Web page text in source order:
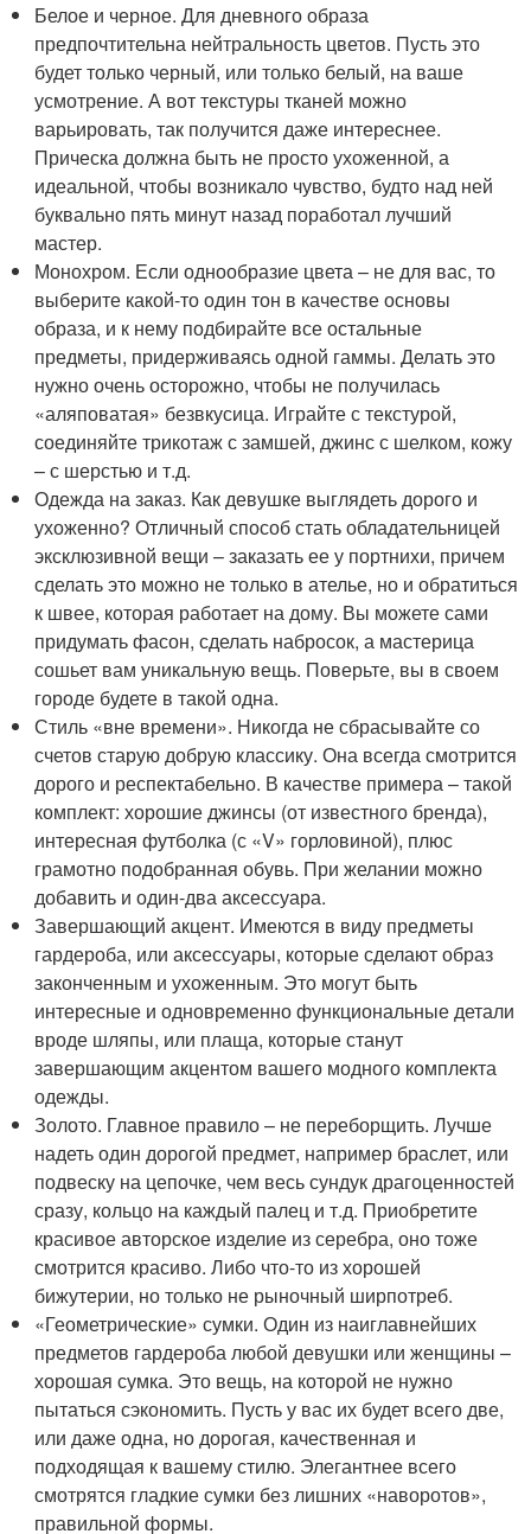
Белое и черное. Для дневного образа
предпочтительна нейтральность цветов. Пусть это
будет только черный, или только белый, на ваше
усмотрение. А вот текстуры тканей можно
варьировать, так получится даже интереснее.
Прическа должна быть не просто ухоженной, а
идеальной, чтобы возникало чувство, будто над ней
буквально пять минут назад поработал лучший
мастер.
Монохром. Если однообразие цвета – не для вас, то
выберите какой-то один тон в качестве основы
образа, и к нему подбирайте все остальные
предметы, придерживаясь одной гаммы. Делать это
нужно очень осторожно, чтобы не получилась
«аляповатая» безвкусица. Играйте с текстурой,
соединяйте трикотаж с замшей, джинс с шелком, кожу
– с шерстью и т.д.
Одежда на заказ. Как девушке выглядеть дорого и
ухоженно? Отличный способ стать обладательницей
эксклюзивной вещи – заказать ее у портнихи, причем
сделать это можно не только в ателье, но и обратиться
к швее, которая работает на дому. Вы можете сами
придумать фасон, сделать набросок, а мастерица
сошьет вам уникальную вещь. Поверьте, вы в своем
городе будете в такой одна.
Стиль «вне времени». Никогда не сбрасывайте со
счетов старую добрую классику. Она всегда смотрится
дорого и респектабельно. В качестве примера – такой
комплект: хорошие джинсы (от известного бренда),
интересная футболка (с «V» горловиной), плюс
грамотно подобранная обувь. При желании можно
добавить и один-два аксессуара.
Завершающий акцент. Имеются в виду предметы
гардероба, или аксессуары, которые сделают образ
законченным и ухоженным. Это могут быть
интересные и одновременно функциональные детали
вроде шляпы, или плаща, которые станут
завершающим акцентом вашего модного комплекта
одежды.
Золото. Главное правило – не переборщить. Лучше
надеть один дорогой предмет, например браслет, или
подвеску на цепочке, чем весь сундук драгоценностей
сразу, кольцо на каждый палец и т.д. Приобретите
красивое авторское изделие из серебра, оно тоже
смотрится красиво. Либо что-то из хорошей
бижутерии, но только не рыночный ширпотреб.
«Геометрические» сумки. Один из наиглавнейших
предметов гардероба любой девушки или женщины –
хорошая сумка. Это вещь, на которой не нужно
пытаться сэкономить. Пусть у вас их будет всего две,
или даже одна, но дорогая, качественная и
подходящая к вашему стилю. Элегантнее всего
смотрятся гладкие сумки без лишних «наворотов»,
правильной формы.